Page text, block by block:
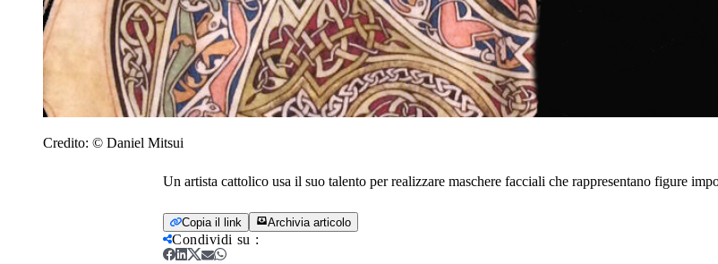
Credito: © Daniel Mitsui
Un artista cattolico usa il suo talento per realizzare maschere facciali che rappresentano figure
Copia il link Archivia articolo
Condividi su :